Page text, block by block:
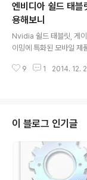
엔비디아 쉴드 태블
용해보니
Nvidia 쉴드 태블릿, 게
이밍에 특화된 모바일 제
더라도 퍼포먼스 등에서
이 기기에 흥미를 갖게 된
지포스 GTX650 이상의
동해 스트리밍으로 언제
안고 있는 이 녀석의 '게
았습니다. 지금부터 그
9 1 2014. 12.
이 블로그 인기글